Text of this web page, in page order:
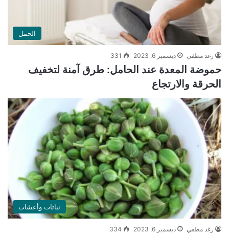
الحمل
رغد مطفي ديسمبر 6, 2023 331
حموضة المعدة عند الحامل: طرق آمنة لتخفيف
الحرقة والارتجاع
نباتات وأعشاب
رغد مطفي ديسمبر 6, 2023 334